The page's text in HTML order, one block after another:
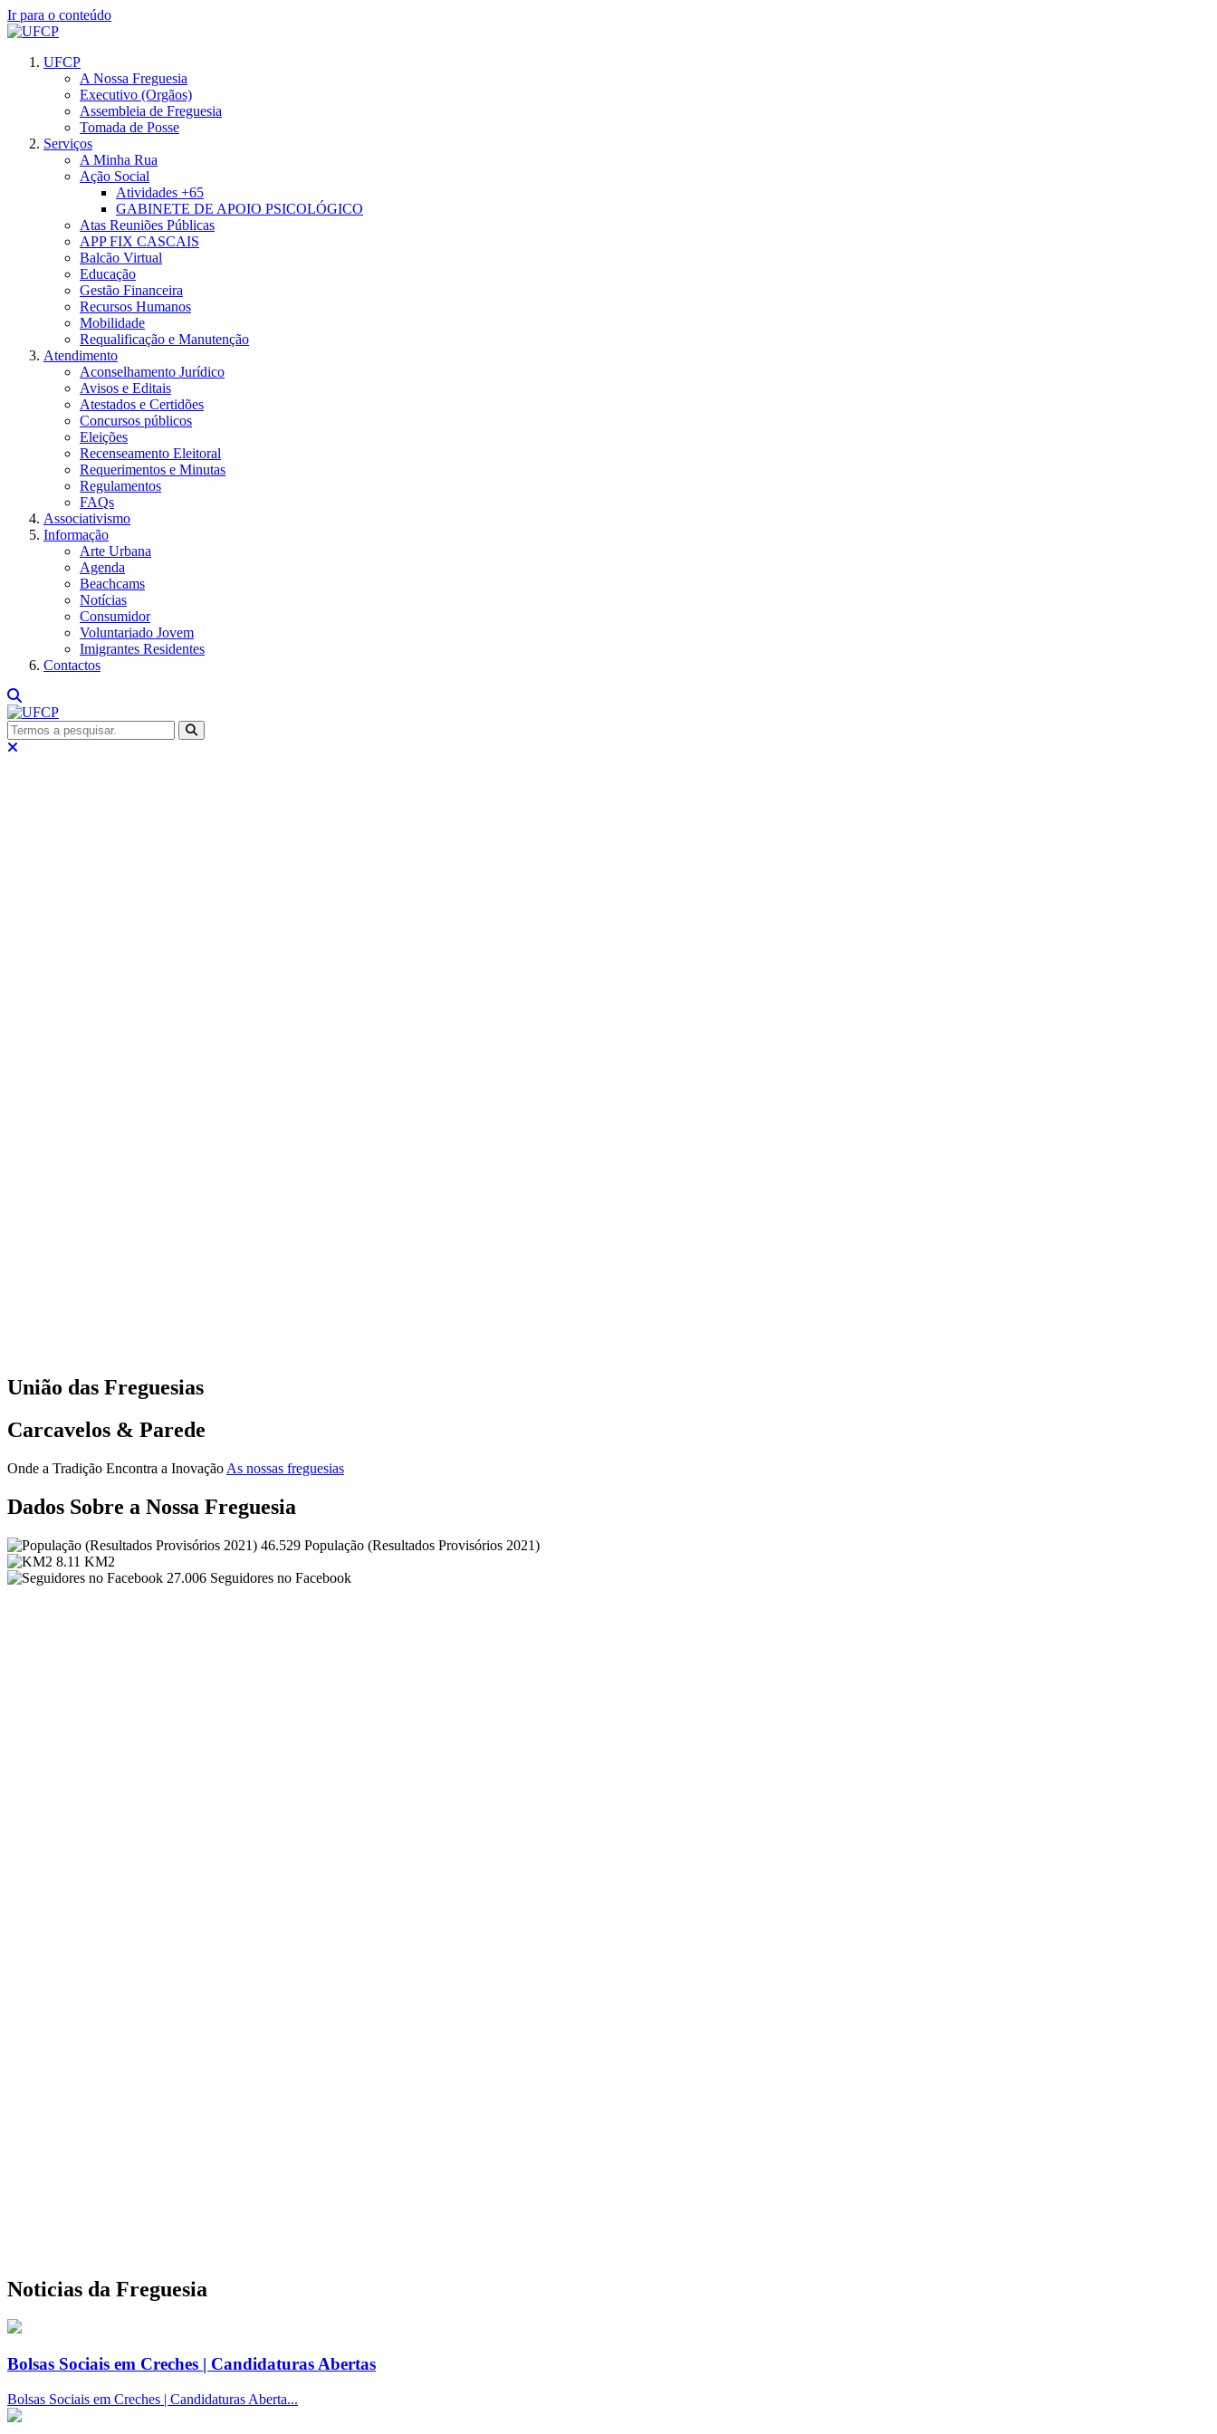
Ir para o conteúdo
UFCP
A Nossa Freguesia
Executivo (Orgãos)
Assembleia de Freguesia
Tomada de Posse
Serviços
A Minha Rua
Ação Social
Atividades +65
GABINETE DE APOIO PSICOLÓGICO
Atas Reuniões Públicas
APP FIX CASCAIS
Balcão Virtual
Educação
Gestão Financeira
Recursos Humanos
Mobilidade
Requalificação e Manutenção
Atendimento
Aconselhamento Jurídico
Avisos e Editais
Atestados e Certidões
Concursos públicos
Eleições
Recenseamento Eleitoral
Requerimentos e Minutas
Regulamentos
FAQs
Associativismo
Informação
Arte Urbana
Agenda
Beachcams
Notícias
Consumidor
Voluntariado Jovem
Imigrantes Residentes
Contactos
União das Freguesias
Carcavelos & Parede
Onde a Tradição Encontra a Inovação As nossas freguesias
Dados Sobre a Nossa Freguesia
46.529 População (Resultados Provisórios 2021)
8.11 KM2
27.006 Seguidores no Facebook
Noticias da Freguesia
Bolsas Sociais em Creches | Candidaturas Abertas
Bolsas Sociais em Creches | Candidaturas Aberta...